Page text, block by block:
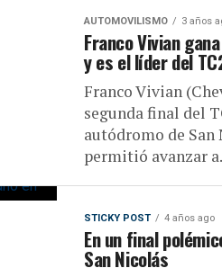
AUTOMOVILISMO 3 años
Franco Vivian
y es el líder del
Franco Vivian
segunda final del
autódromo de
permitió avanzar
STICKY POST 4 años ago
En un final
San Nicolás